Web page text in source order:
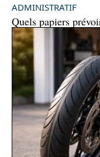
ADMINISTRATIF
Quels papiers